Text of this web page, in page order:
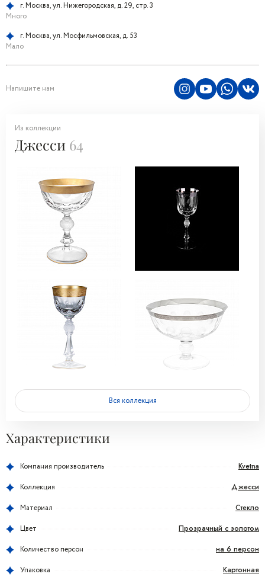
г. Москва, ул. Нижегородская, д. 29, стр. 3
Много
г. Москва, ул. Мосфильмовская, д. 53
Мало
Напишите нам
Из коллекции
Джесси 64
Вся коллекция
Характеристики
Компания производитель Kvetna
Коллекция Джесси
Материал Стекло
Цвет Прозрачный с золотом
Количество персон на 6 персон
Упаковка Картонная